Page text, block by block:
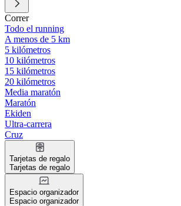
Correr
Todo el running
A menos de 5 km
5 kilómetros
10 kilómetros
15 kilómetros
20 kilómetros
Media maratón
Maratón
Ekiden
Ultra-carrera
Cruz
Tarjetas de regalo
Tarjetas de regalo
Espacio organizador
Espacio organizador